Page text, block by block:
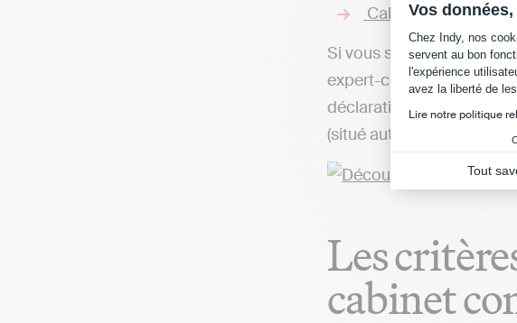
Vos
Plateforme
Chez Indy, nos
servent au bon
l'expérience
avez la liberté de
Lire notre politique
Tout
Cabinets comptable
Si vous souhaitez faire
expert-comptable. Il
déclarations fiscales et
(situé autour de
Les
cabinet